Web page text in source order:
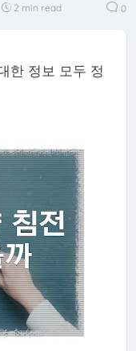
2 min read 0
한 정보 모두 정